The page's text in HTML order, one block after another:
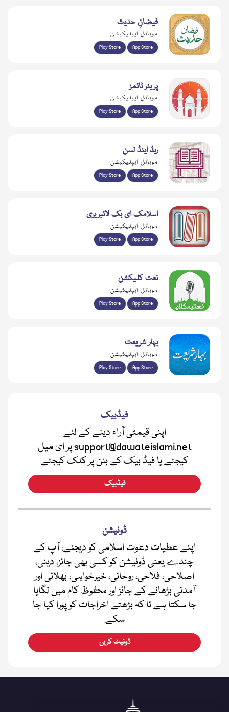
فیضانِ حدیث
موبائل ایپلیکیشن
Play Store App Store
پریئر ٹائمز
موبائل ایپلیکیشن
Play Store App Store
ریڈ اینڈ لسن
موبائل ایپلیکیشن
Play Store App Store
اسلامک ای بک لائبریری
موبائل ایپلیکیشن
Play Store App Store
نعت کلیکشن
موبائل ایپلیکیشن
Play Store App Store
بہار شریعت
موبائل ایپلیکیشن
Play Store App Store
فیڈبیک
اپنی قیمتی آراء دینے کے لئے
support@dawateislami.net پر ای میل
کیجئے یا فیڈ بیک کے بٹن پر کلک کیجئے
فیڈبیک
ڈونیشن
اپنے عطیات دعوت اسلامی کو دیجئے، آپ کے
چندے یعنی ڈونیشن کو کسی بھی جائز، دینی،
اصلاحی، فلاحی، روحانی، خیرخواہی، بھلائی اور
آمدنی بڑھانے کے جائز اور محفوظ کام میں لگایا
جا سکتا ہے تا کہ بڑھتے اخراجات کو پورا کیا جا
سکے.
ڈونیٹ کریں